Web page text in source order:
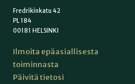
Fredrikinkatu 42
PL 184
00181 HELSINKI
Ilmoita epäasiallisesta
toiminnasta
Päivitä tietosi